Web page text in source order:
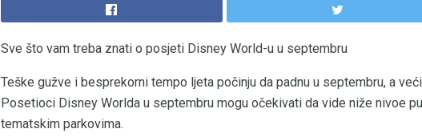
Sve što vam treba znati o posjeti Disney World-u u septembru
Teške gužve i besprekorni tempo ljeta počinju da padnu u septembru, a
Posetioci Disney Worlda u septembru mogu očekivati ​​da vide niže nivoe
tematskim parkovima.